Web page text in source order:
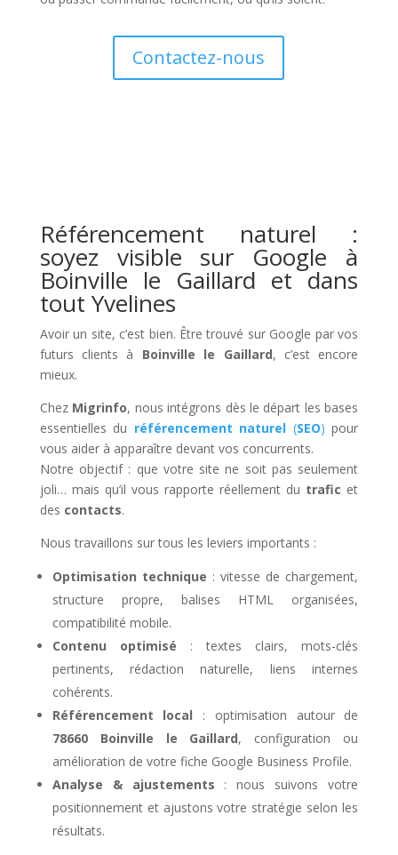
Contactez-nous
Référencement naturel :
soyez visible sur Google à
Boinville le Gaillard et dans
tout Yvelines
Avoir un site, c’est bien. Être trouvé sur Google par vos
futurs clients à Boinville le Gaillard, c’est encore
mieux.
Chez Migrinfo, nous intégrons dès le départ les bases
essentielles du référencement naturel (SEO) pour
vous aider à apparaître devant vos concurrents.
Notre objectif : que votre site ne soit pas seulement
joli… mais qu’il vous rapporte réellement du trafic et
des contacts.
Nous travaillons sur tous les leviers importants :
Optimisation technique : vitesse de chargement,
structure propre, balises HTML organisées,
compatibilité mobile.
Contenu optimisé : textes clairs, mots-clés
pertinents, rédaction naturelle, liens internes
cohérents.
Référencement local : optimisation autour de
78660 Boinville le Gaillard, configuration ou
amélioration de votre fiche Google Business Profile.
Analyse & ajustements : nous suivons votre
positionnement et ajustons votre stratégie selon les
résultats.